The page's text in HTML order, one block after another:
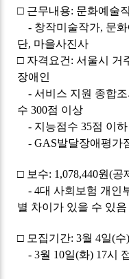
□ 근무내용: 문화예술
- 창작미술작가, 문화
단, 마을사진사
□ 자격요건: 서울시 거
장애인
- 서비스 지원 종합조
수 300점 이상
- 지능점수 35점 이하
- GAS발달장애평가
□ 보수: 1,078,440원(공
- 4대 사회보험 개인
별 차이가 있을 수 있음
□ 모집기간: 3월 4일(수
- 3월 10일(화) 17시